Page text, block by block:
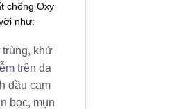
chống Oxy
như:
trùng, khử
trên da
dầu cam
bọc, mụn